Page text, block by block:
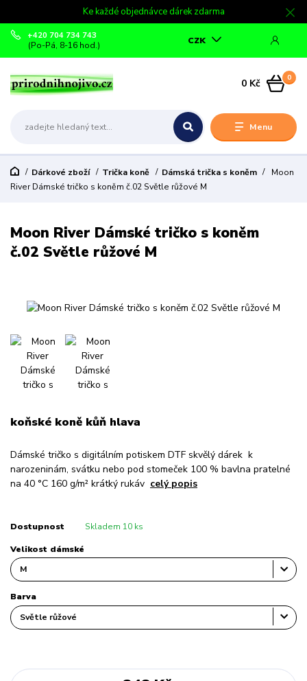
Ke každé objednávce dárek zdarma
Menu
CZK
+420 704 734 743
(Po-Pá, 8-16 hod.)
0
0 Kč
Dárkové zboží Trička koně Dámská trička s koněm
Moon
River Dámské tričko s koněm č.02 Světle růžové M
Moon River Dámské tričko s koněm
č.02 Světle růžové M
koňské koně kůň hlava
Dámské tričko s digitálním potiskem DTF skvělý dárek k
narozeninám, svátku nebo pod stomeček 100 % bavlna pratelné
na 40 °C 160 g/m² krátký rukáv celý popis
Dostupnost Skladem 10 ks
Velikost dámské
Barva